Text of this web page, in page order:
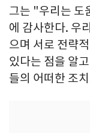
그는 "우리는 도
에 감사한다. 우
으며 서로 전략
있다는 점을 알
들의 어떠한 조